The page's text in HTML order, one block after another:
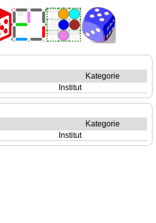
Kategorie
Institut
Kategorie
Institut